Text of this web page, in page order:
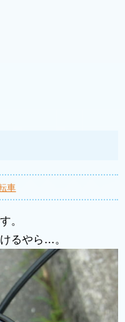
車
。
るやら…。